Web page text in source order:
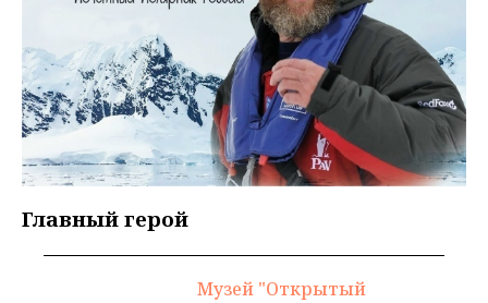
Главный герой
Музей "Открытый